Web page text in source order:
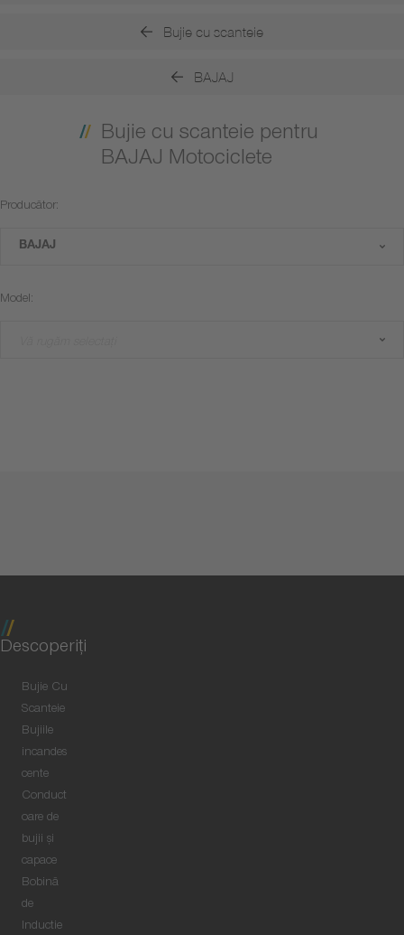
Bujie cu scanteie
BAJAJ
Bujie cu scanteie pentru
BAJAJ Motociclete
Producător:
BAJAJ
Model:
Descoperiţi
Bujie Cu
Scanteie
Bujiile
incandes
cente
Conduct
oare de
bujii şi
capace
Bobină
de
Inductie